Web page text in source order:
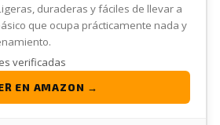
duraderas y fáciles de llevar a
que ocupa prácticamente nada y
verificadas
EN AMAZON →